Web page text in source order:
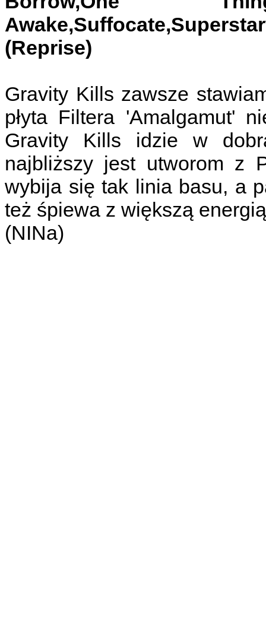
(Reprise)
Gravity Kills zawsze
płyta Filtera 'Amalgamut'
Gravity Kills idzie w
najbliższy jest utworom z
wybija się tak linia basu, a
też śpiewa z większą
(NINa)